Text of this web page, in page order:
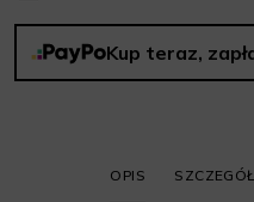
Kup teraz,
OPIS